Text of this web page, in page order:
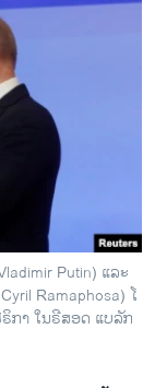
Putin) ແລະ
Ramaphosa) ໂ​
ກາ ໃນຣີສອດ ແບລັກ